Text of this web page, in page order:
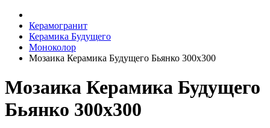
Керамогранит
Керамика Будущего
Моноколор
Мозаика Керамика Будущего Бьянко 300х300
Мозаика Керамика Будущего
Бьянко 300х300